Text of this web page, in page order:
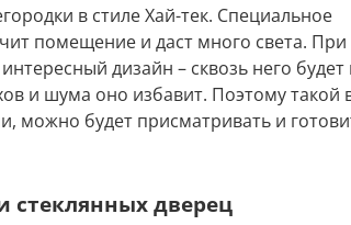
в стиле Хай-тек. Специальное
помещение и даст много света.
дизайн – сквозь него будет
и шума оно избавит. Поэтому такой
можно будет присматривать и
стеклянных дверец